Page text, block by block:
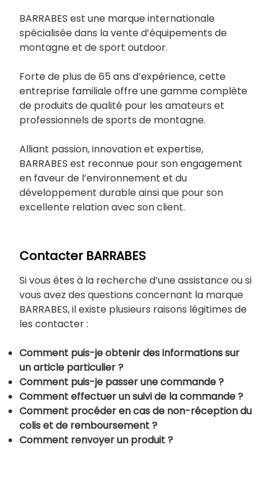
BARRABES est une marque internationale
spécialisée dans la vente d’équipements de
montagne et de sport outdoor.
Forte de plus de 65 ans d’expérience, cette
entreprise familiale offre une gamme complète
de produits de qualité pour les amateurs et
professionnels de sports de montagne.
Alliant passion, innovation et expertise,
BARRABES est reconnue pour son engagement
en faveur de l’environnement et du
développement durable ainsi que pour son
excellente relation avec son client.
Contacter BARRABES
Si vous êtes à la recherche d’une assistance ou si
vous avez des questions concernant la marque
BARRABES, il existe plusieurs raisons légitimes de
les contacter :
Comment puis-je obtenir des informations sur
un article particulier ?
Comment puis-je passer une commande ?
Comment effectuer un suivi de la commande ?
Comment procéder en cas de non-réception du
colis et de remboursement ?
Comment renvoyer un produit ?